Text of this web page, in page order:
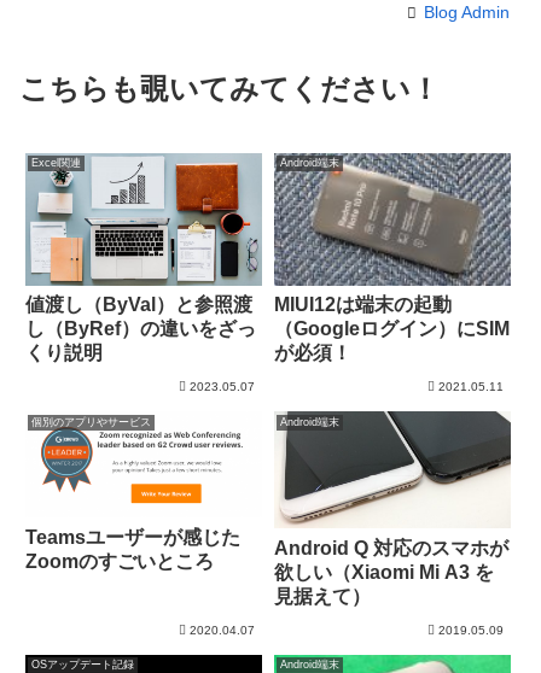
Blog Admin
こちらも覗いてみてください！
Excel関連
値渡し（ByVal）と参照渡
し（ByRef）の違いをざっ
くり説明
2023.05.07
Android端末
MIUI12は端末の起動
（Googleログイン）にSIM
が必須！
2021.05.11
個別のアプリやサービス
Teamsユーザーが感じた
Zoomのすごいところ
2020.04.07
Android端末
Android Q 対応のスマホが
欲しい（Xiaomi Mi A3 を
見据えて）
2019.05.09
OSアップデート記録 Android端末